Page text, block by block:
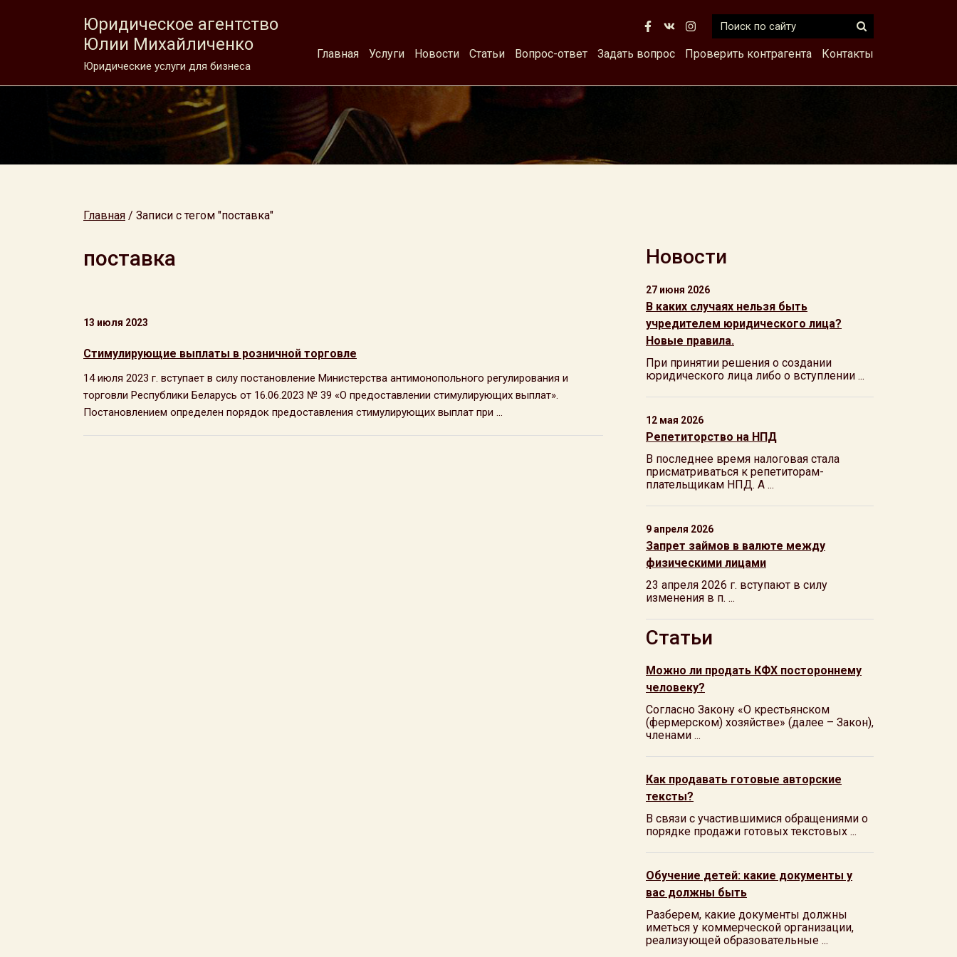
Юридическое агентство
Юлии Михайличенко
Юридические услуги для бизнеса
Главная Услуги Новости Статьи Вопрос-ответ Задать вопрос Проверить контрагента Контакты
Главная / Записи с тегом "поставка"
поставка
13 июля 2023
Стимулирующие выплаты в розничной торговле
14 июля 2023 г. вступает в силу постановление Министерства антимонопольного регулирования и
торговли Республики Беларусь от 16.06.2023 № 39 «О предоставлении стимулирующих выплат».
Постановлением определен порядок предоставления стимулирующих выплат при ...
Новости
27 июня 2026
В каких случаях нельзя быть
учредителем юридического лица?
Новые правила.
При принятии решения о создании
юридического лица либо о вступлении ...
12 мая 2026
Репетиторство на НПД
В последнее время налоговая стала
присматриваться к репетиторам-
плательщикам НПД. А ...
9 апреля 2026
Запрет займов в валюте между
физическими лицами
23 апреля 2026 г. вступают в силу
изменения в п. ...
Статьи
Можно ли продать КФХ постороннему
человеку?
Согласно Закону «О крестьянском
(фермерском) хозяйстве» (далее – Закон),
членами ...
Как продавать готовые авторские
тексты?
В связи с участившимися обращениями о
порядке продажи готовых текстовых ...
Обучение детей: какие документы у
вас должны быть
Разберем, какие документы должны
иметься у коммерческой организации,
реализующей образовательные ...